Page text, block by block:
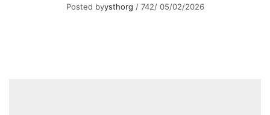
05/02/2026
/
Posted byysthorg / 742